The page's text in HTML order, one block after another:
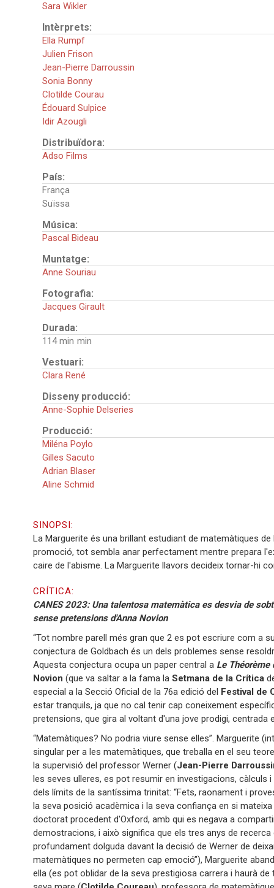
Sara Wikler
Intèrprets:
Ella Rumpf
Julien Frison
Jean-Pierre Darroussin
Sonia Bonny
Clotilde Courau
Édouard Sulpice
Idir Azougli
Distribuïdora:
Adso Films
País:
França
Suïssa
Música:
Pascal Bideau
Muntatge:
Anne Souriau
Fotografia:
Jacques Girault
Durada:
114 min
Vestuari:
Clara René
Disseny producció:
Anne-Sophie Delseries
Producció:
Miléna Poylo
Gilles Sacuto
Adrian Blaser
Aline Schmid
SINOPSI:
La Marguerite és una brillant estudiant de matemàtiques
promoció, tot sembla anar perfectament mentre prepara
caire de l'abisme. La Marguerite llavors decideix tornar-hi
CRÍTICA:
CANES 2023: Una talentosa matemàtica es desvia de
sense pretensions d'Anna Novion
“Tot nombre parell més gran que 2 es pot escriure com a
conjectura de Goldbach és un dels problemes sense
Aquesta conjectura ocupa un paper central a Le Théorème
Novion (que va saltar a la fama laSetmana de la Crítica
especial a la Secció Oficial de la 76a edició del Festival de
estar tranquils, ja que no cal tenir cap coneixement
pretensions, que gira al voltant d'una jove prodigi,
“Matemàtiques? No podria viure sense elles”. Marguerite
singular per a les matemàtiques, que treballa en el seu
la supervisió del professor Werner (Jean-Pierre
les seves ulleres, es pot resumir en investigacions,
dels límits de la santíssima trinitat: “Fets, raonament i
la seva posició acadèmica i la seva confiança en si
doctorat procedent d'Oxford, amb qui es negava a
demostracions, i això significa que els tres anys de
profundament dolguda davant la decisió de Werner de
matemàtiques no permeten cap emoció”), Marguerite
ella (es pot oblidar de la seva prestigiosa carrera i haurà